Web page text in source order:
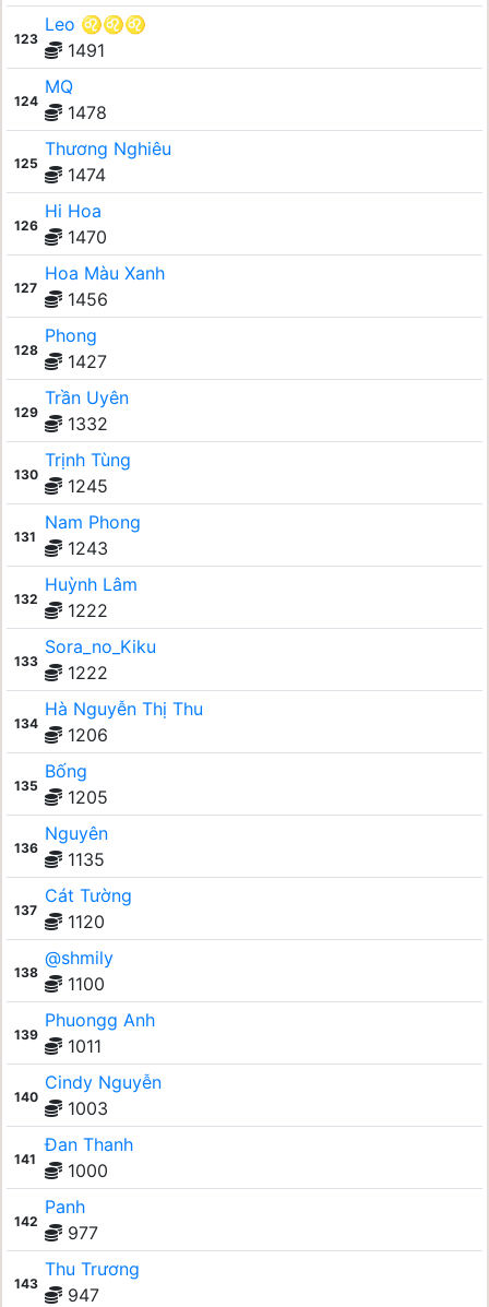
123
Leo ♌♌♌
1491
124
MQ
1478
125
Thương Nghiêu
1474
126
Hi Hoa
1470
127
Hoa Màu Xanh
1456
128
Phong
1427
129
Trần Uyên
1332
130
Trịnh Tùng
1245
131
Nam Phong
1243
132
Huỳnh Lâm
1222
133
Sora_no_Kiku
1222
134
Hà Nguyễn Thị Thu
1206
135
Bống
1205
136
Nguyên
1135
137
Cát Tường
1120
138
@shmily
1100
139
Phuongg Anh
1011
140
Cindy Nguyễn
1003
141
Đan Thanh
1000
142
Panh
977
143
Thu Trương
947